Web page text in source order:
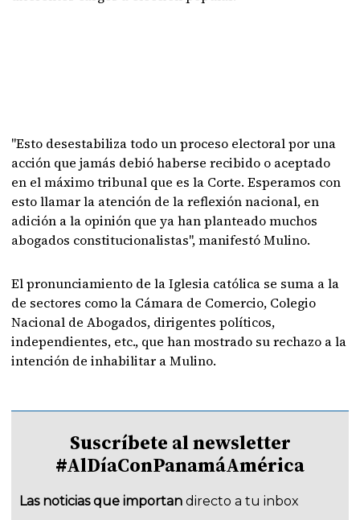
"Esto desestabiliza todo un proceso electoral por una
acción que jamás debió haberse recibido o aceptado
en el máximo tribunal que es la Corte. Esperamos con
esto llamar la atención de la reflexión nacional, en
adición a la opinión que ya han planteado muchos
abogados constitucionalistas", manifestó Mulino.
El pronunciamiento de la Iglesia católica se suma a la
de sectores como la Cámara de Comercio, Colegio
Nacional de Abogados, dirigentes políticos,
independientes, etc., que han mostrado su rechazo a la
intención de inhabilitar a Mulino.
Suscríbete al newsletter
#AlDíaConPanamáAmérica
Las noticias que importan directo a tu inbox